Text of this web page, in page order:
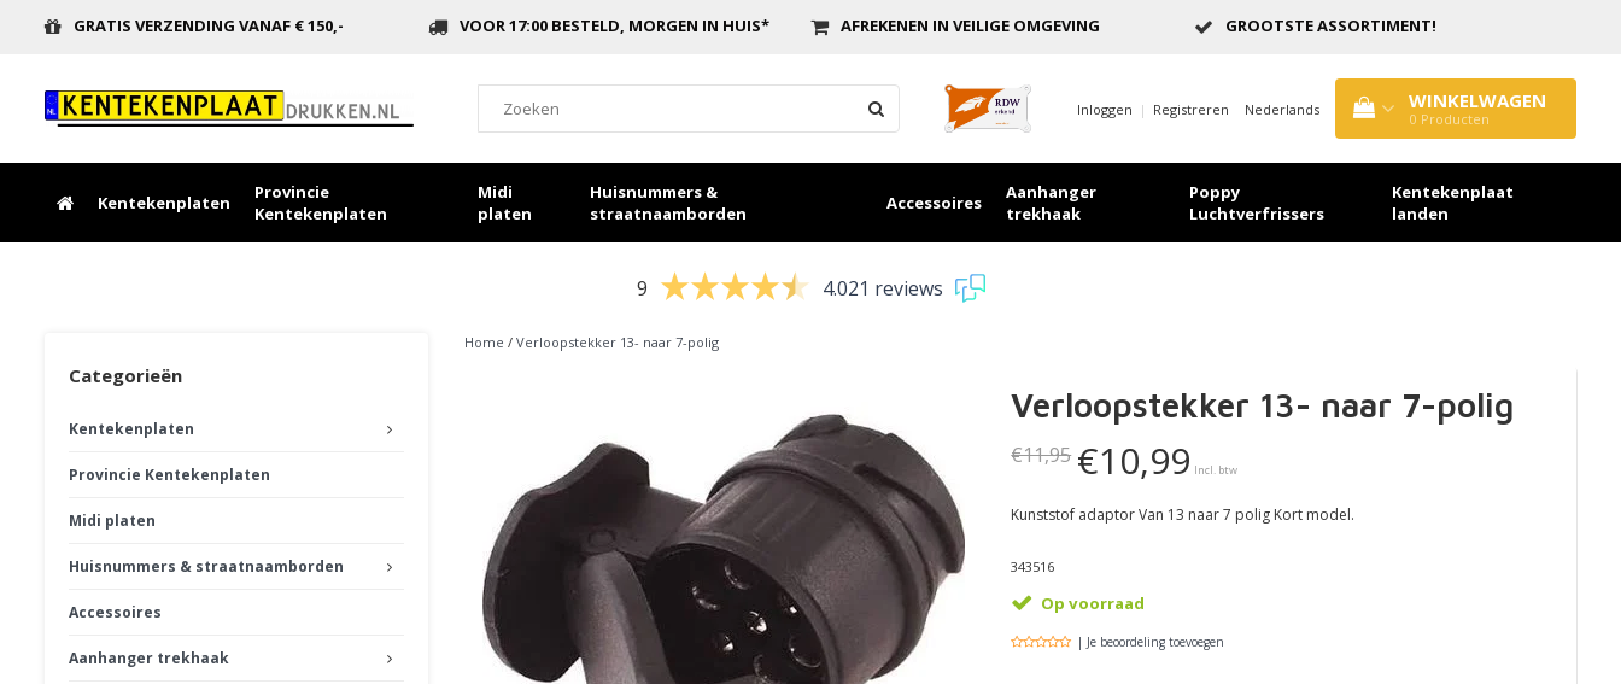
GRATIS VERZENDING VANAF € 150,- VOOR 17:00 BESTELD, MORGEN IN HUIS* AFREKENEN IN VEILIGE OMGEVING GROOTSTE ASSORTIMENT!
Inloggen | Registreren Nederlands WINKELWAGEN
0 Producten
Kentekenplaten
Provincie
Kentekenplaten
Midi
platen
Huisnummers &
straatnaamborden
Accessoires
Aanhanger
trekhaak
Poppy
Luchtverfrissers
Kentekenplaat
landen
9 4.021 reviews
Categorieën
Kentekenplaten
Provincie Kentekenplaten
Midi platen
Huisnummers & straatnaamborden
Accessoires
Aanhanger trekhaak
Home / Verloopstekker 13- naar 7-polig
Verloopstekker 13- naar 7-polig
€11,95 €10,99 Incl. btw
Kunststof adaptor Van 13 naar 7 polig Kort model.
343516
Op voorraad
| Je beoordeling toevoegen